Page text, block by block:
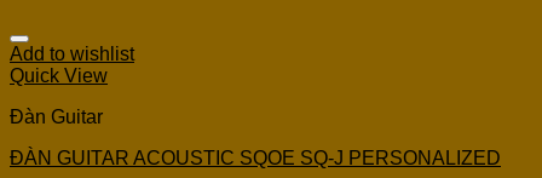
Add to wishlist
Quick View
Đàn Guitar
ĐÀN GUITAR ACOUSTIC SQOE SQ-J PERSONALIZED